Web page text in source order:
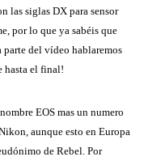
las siglas DX para sensor
por lo que ya sabéis que
parte del vídeo hablaremos
hasta el final!
EOS mas un numero
aunque esto en Europa
de Rebel. Por